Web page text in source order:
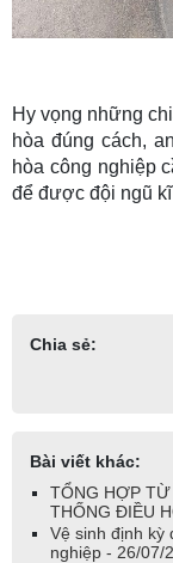
Hy vọng những
hòa đúng cách,
hòa công nghiệp
để được đội ngũ
Chia sẻ:
Bài viết khác:
TỔNG HỢP TỪ
THỐNG ĐIỀU
Vệ sinh định kỳ
nghiệp - 26/07/